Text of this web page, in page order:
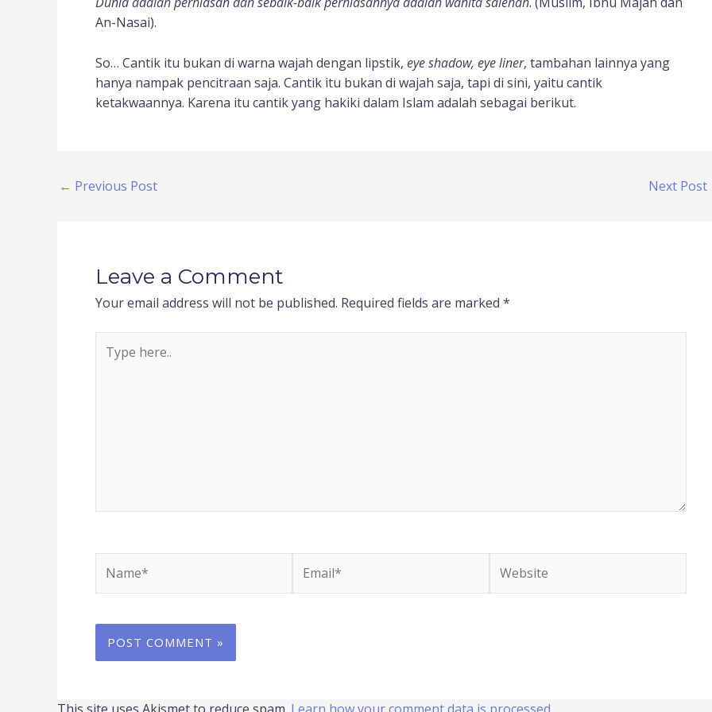
An-Nasai).
So… Cantik itu bukan di warna wajah dengan lipstik, eye shadow, eye liner, tambahan lainnya yang
hanya nampak pencitraan saja. Cantik itu bukan di wajah saja, tapi di sini, yaitu cantik
ketakwaannya. Karena itu cantik yang hakiki dalam Islam adalah sebagai berikut.
← Previous Post Next Post
Leave a Comment
Your email address will not be published. Required fields are marked *
here..